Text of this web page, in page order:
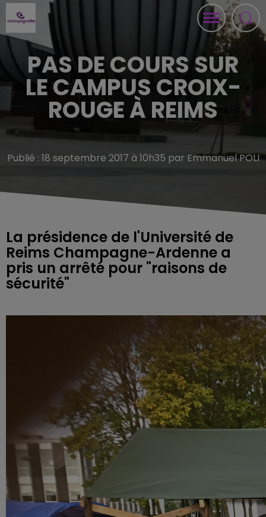
PAS DE COURS SUR
LE CAMPUS CROIX-
ROUGE À REIMS
Publié : 18 septembre 2017 à 10h35 par Emmanuel POLI
La présidence de l'Université de
Reims Champagne-Ardenne a
pris un arrêté pour "raisons de
sécurité"